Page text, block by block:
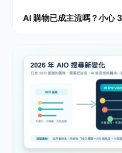
AI 購物已成主流嗎？小心